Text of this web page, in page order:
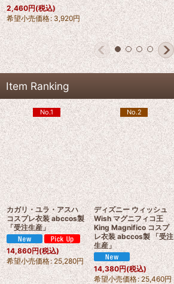
2,460円(税込)
希望小売価格: 3,920円
Item Ranking
No.1
カガリ・ユラ・アスハ
コスプレ衣装 abccos製
「受注生産」
14,860円(税込)
希望小売価格: 25,280円
No.2
ディズニー ウィッシュ
Wish マグニフィコ王
King Magnifico コスプ
レ衣装 abccos製 「受注
生産」
14,380円(税込)
希望小売価格: 25,460円